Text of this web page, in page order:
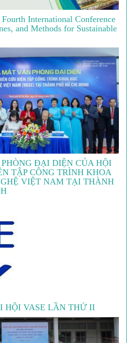
International Conference
and Methods for Sustainable
ĐẠI DIỆN CỦA HỘI
TẬP CÔNG TRÌNH KHOA
VIỆT NAM TẠI THÀNH
HỘI VASE LẦN THỨ II